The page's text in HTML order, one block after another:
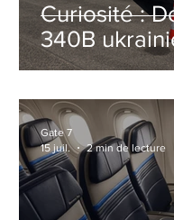
Curiosité :
340B
ciel Italien
Gate 7
15 juil.
2 min de lecture